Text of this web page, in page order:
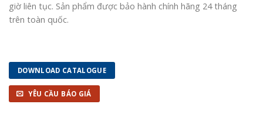
giờ liên tục. Sản phẩm được bảo hành chính hãng 24 tháng
trên toàn quốc.
DOWNLOAD CATALOGUE
YÊU CẦU BÁO GIÁ